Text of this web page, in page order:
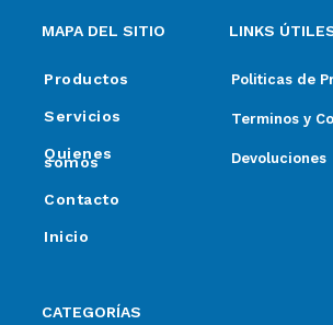
MAPA DEL SITIO
Productos
Servicios
Quienes
somos
Contacto
Inicio
LINKS
Politicas de
Terminos y
Devoluciones
CATEGORÍAS